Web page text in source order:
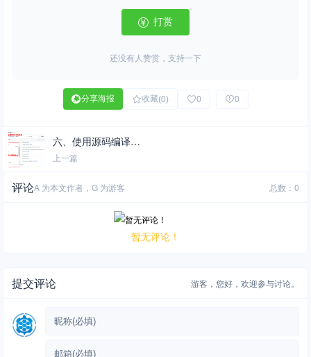
打赏
还没有人赞赏，支持一下
分享海报 收藏(0) 0 0
六、使用源码编译安
装micro_ros_agent
上一篇
评论A 为本文作者，G 为游客 总数：0
暂无评论！
提交评论 游客， 您好，欢迎参与讨论。